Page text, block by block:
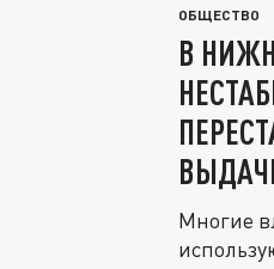
ОБЩЕСТВО
В
Многие